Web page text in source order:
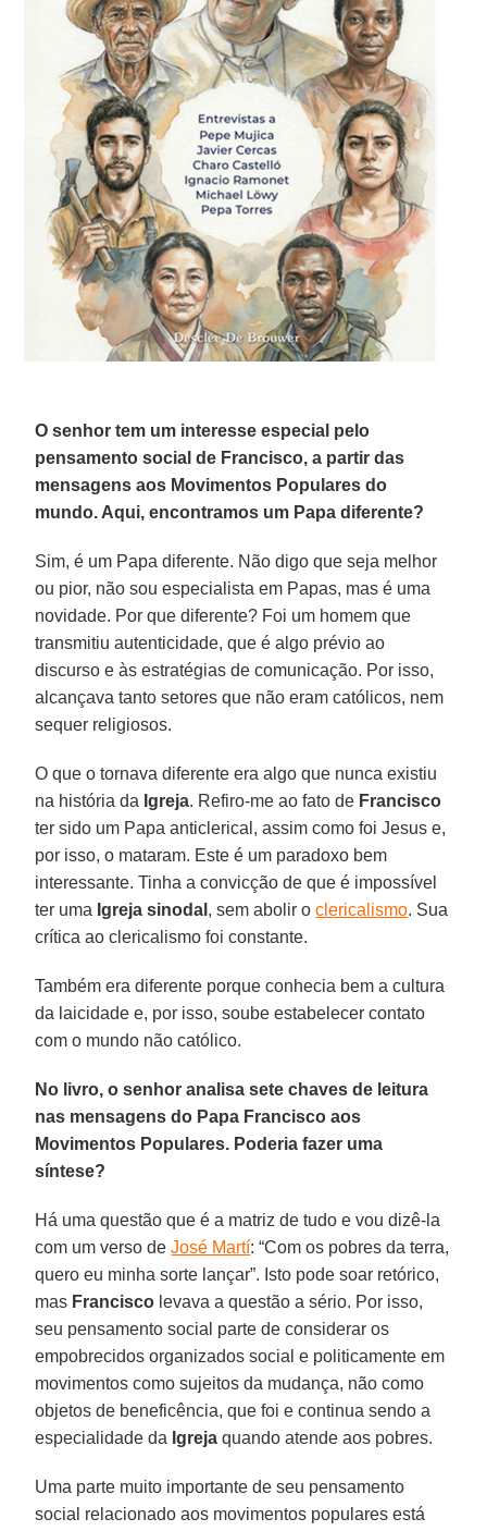
O senhor tem um interesse especial pelo
pensamento social de Francisco, a partir das
mensagens aos Movimentos Populares do
mundo. Aqui, encontramos um Papa diferente?
Sim, é um Papa diferente. Não digo que seja melhor
ou pior, não sou especialista em Papas, mas é uma
novidade. Por que diferente? Foi um homem que
transmitiu autenticidade, que é algo prévio ao
discurso e às estratégias de comunicação. Por isso,
alcançava tanto setores que não eram católicos, nem
sequer religiosos.
O que o tornava diferente era algo que nunca existiu
na história da Igreja. Refiro-me ao fato de Francisco
ter sido um Papa anticlerical, assim como foi Jesus e,
por isso, o mataram. Este é um paradoxo bem
interessante. Tinha a convicção de que é impossível
ter uma Igreja sinodal , sem abolir oclericalismo. Sua
crítica ao clericalismo foi constante.
Também era diferente porque conhecia bem a cultura
da laicidade e, por isso, soube estabelecer contato
com o mundo não católico.
No livro, o senhor analisa sete chaves de leitura
nas mensagens do Papa Francisco aos
Movimentos Populares. Poderia fazer uma
síntese?
Há uma questão que é a matriz de tudo e vou dizê-la
com um verso deJosé Martí: “Com os pobres da terra,
quero eu minha sorte lançar”. Isto pode soar retórico,
mas Francisco levava a questão a sério. Por isso,
seu pensamento social parte de considerar os
empobrecidos organizados social e politicamente em
movimentos como sujeitos da mudança, não como
objetos de beneficência, que foi e continua sendo a
especialidade da Igreja quando atende aos pobres.
Uma parte muito importante de seu pensamento
social relacionado aos movimentos populares está